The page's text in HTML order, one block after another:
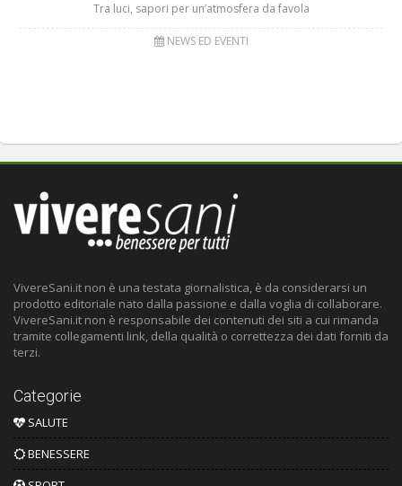
Tra luci, sapori per un’atmosfera da favola
NEWS ED EVENTI
VivereSani.it non è una testata giornalistica, è da considerarsi un
prodotto editoriale nato dalla passione e dalla voglia di collaborare.
VivereSani.it non è responsabile dei contenuti dei siti a cui rimanda
tramite collegamenti link, della qualità o correttezza dei dati forniti da
terzi.
Categorie
SALUTE
BENESSERE